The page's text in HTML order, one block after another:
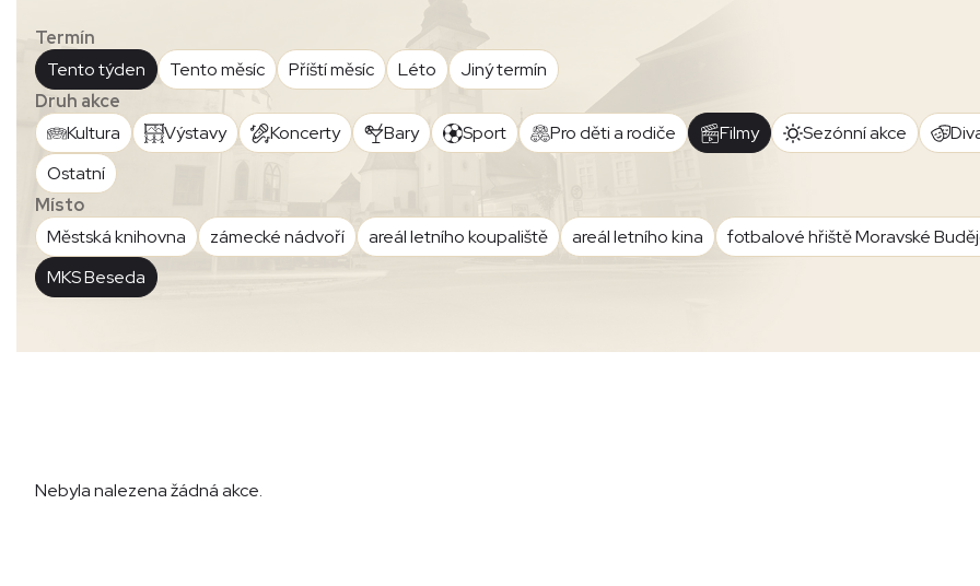
Termín
Tento týden
Tento měsíc Příští měsíc Léto
Jiný termín
Druh akce
Kultura
Výstavy Koncerty Bary Sport Pro děti a rodiče Filmy Sezónní akce
Ostatní
Místo
Městská knihovna
zámecké nádvoří areál letního koupaliště areál letního kina
fotbalové hřiště Moravské
MKS Beseda
Nebyla nalezena žádná akce.